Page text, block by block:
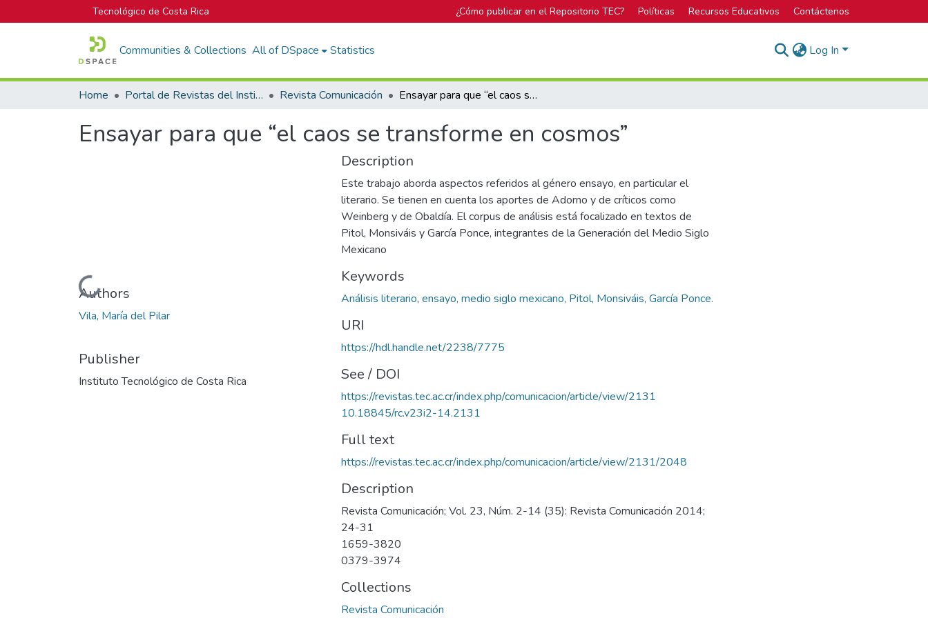
Tecnológico de Costa Rica ¿Cómo publicar en el Repositorio TEC? Políticas Recursos Educativos Contáctenos
Communities & Collections All of DSpace Statistics Log In
Home Portal de Revistas del Instituto Tecnológico de Costa Rica Revista Comunicación Ensayar para que “el caos se transforme en cosmos”
Ensayar para que “el caos se transforme en cosmos”
Loading...
Authors
Vila, María del Pilar
Publisher
Instituto Tecnológico de Costa Rica
Description
Este trabajo aborda aspectos referidos al género ensayo, en particular el
literario. Se tienen en cuenta los aportes de Adorno y de críticos como
Weinberg y de Obaldía. El corpus de análisis está focalizado en textos de
Pitol, Monsiváis y García Ponce, integrantes de la Generación del Medio Siglo
Mexicano
Keywords
Análisis literario, ensayo, medio siglo mexicano, Pitol, Monsiváis, García Ponce.
URI
https://hdl.handle.net/2238/7775
See / DOI
https://revistas.tec.ac.cr/index.php/comunicacion/article/view/2131
10.18845/rc.v23i2-14.2131
Full text
https://revistas.tec.ac.cr/index.php/comunicacion/article/view/2131/2048
Description
Revista Comunicación; Vol. 23, Núm. 2-14 (35): Revista Comunicación 2014;
24-31
1659-3820
0379-3974
Collections
Revista Comunicación